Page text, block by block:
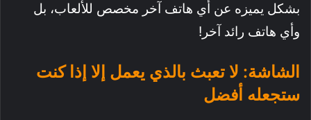
بشكل يميزه عن أي هاتف آخر مخصص للألعاب، بل
وأي هاتف رائد آخر!
الشاشة: لا تعبث بالذي يعمل إلا إذا كنت
ستجعله أفضل